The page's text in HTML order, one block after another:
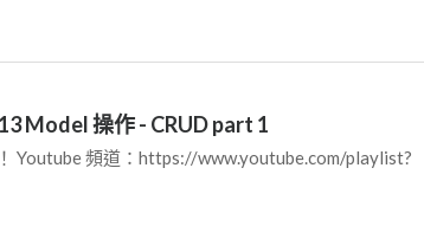
Model 操作 - CRUD part 1
Youtube 頻道：https://www.youtube.com/playlist?